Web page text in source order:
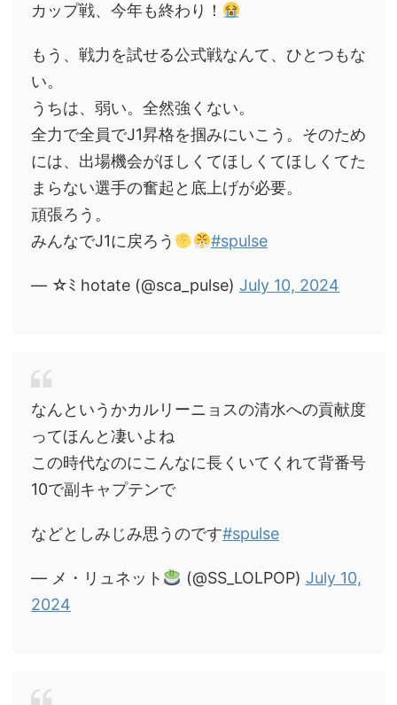
カップ戦、今年も終わり！
もう、戦力を試せる公式戦なんて、ひとつもな
い。
うちは、弱い。全然強くない。
全力で全員でJ1昇格を掴みにいこう。そのため
には、出場機会がほしくてほしくてほしくてた
まらない選手の奮起と底上げが必要。
頑張ろう。
みんなでJ1に戻ろう
#spulse
— ☆ﾐ hotate (@sca_pulse) July 10, 2024
なんというかカルリーニョスの清水への貢献度
ってほんと凄いよね
この時代なのにこんなに長くいてくれて背番号
10で副キャプテンで
などとしみじみ思うのです#spulse
— メ・リュネット (@SS_LOLPOP) July 10,
2024